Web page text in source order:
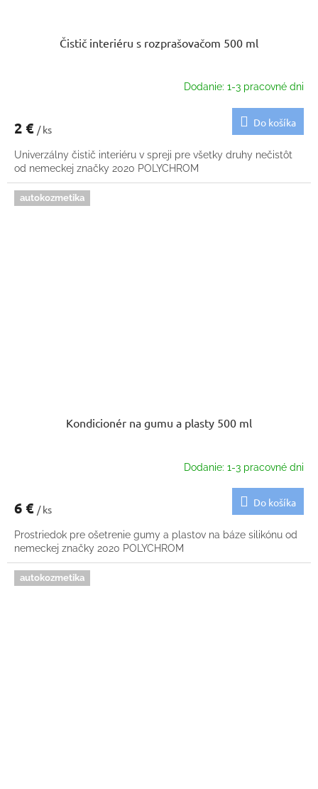
Čistič interiéru s rozprašovačom 500 ml
Dodanie: 1-3 pracovné dni
2 € / ks
Do košíka
Univerzálny čistič interiéru v spreji pre všetky druhy nečistôt
od nemeckej značky 2020 POLYCHROM
autokozmetika
Kondicionér na gumu a plasty 500 ml
Dodanie: 1-3 pracovné dni
6 € / ks
Do košíka
Prostriedok pre ošetrenie gumy a plastov na báze silikónu od
nemeckej značky 2020 POLYCHROM
autokozmetika